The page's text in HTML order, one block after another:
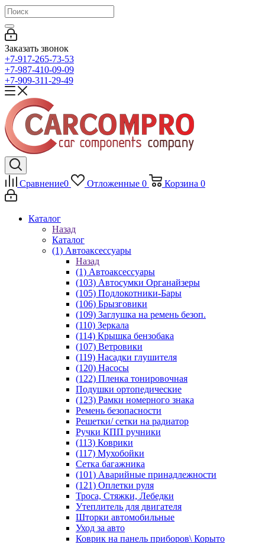
Заказать звонок
+7-917-265-73-53
+7-987-410-09-09
+7-909-311-29-49
Сравнение0 Отложенные 0 Корзина 0
Каталог
Назад
Каталог
(1) Автоаксессуары
Назад
(1) Автоаксессуары
(103) Автосумки Органайзеры
(105) Подлокотники-Бары
(106) Брызговики
(109) Заглушка на ремень безоп.
(110) Зеркала
(114) Крышка бензобака
(107) Ветровики
(119) Насадки глушителя
(120) Насосы
(122) Пленка тонировочная
Подушки ортопедические
(123) Рамки номерного знака
Ремень безопасности
Решетки/ сетки на радиатор
Ручки КПП ручники
(113) Коврики
(117) Мухобойки
Сетка багажника
(101) Аварийные принадлежности
(121) Оплетки руля
Троса, Стяжки, Лебедки
Утеплитель для двигателя
Шторки автомобильные
Уход за авто
Коврик на панель приборов\ Корыто